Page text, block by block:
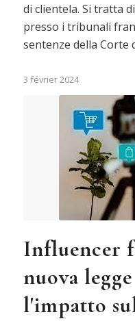
di clientela. Si tratta
presso i tribunali
sentenze della Corte
3 février 2024
Influencer
nuova
l'impatto